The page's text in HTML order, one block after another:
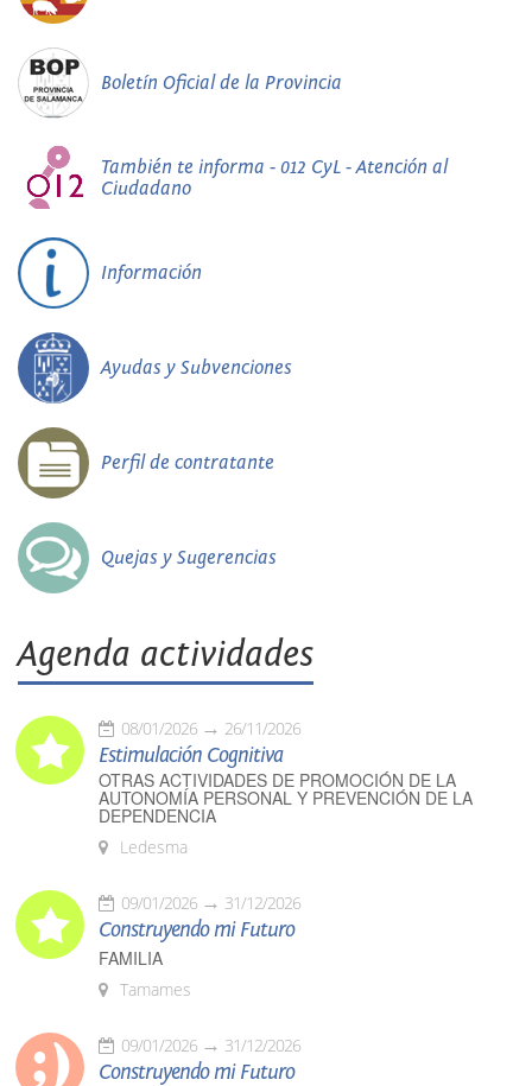
Boletín Oficial de la Provincia
También te informa - 012 CyL - Atención al
Ciudadano
Información
Ayudas y Subvenciones
Perfil de contratante
Quejas y Sugerencias
Agenda actividades
08/01/2026 26/11/2026
Estimulación Cognitiva
OTRAS ACTIVIDADES DE PROMOCIÓN DE LA
AUTONOMÍA PERSONAL Y PREVENCIÓN DE LA
DEPENDENCIA
Ledesma
09/01/2026 31/12/2026
Construyendo mi Futuro
FAMILIA
Tamames
09/01/2026 31/12/2026
Construyendo mi Futuro